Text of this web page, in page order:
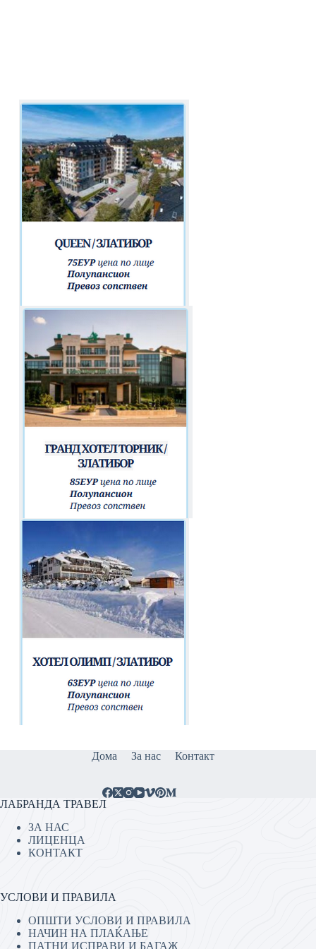
Дома За нас Контакт
ЛАБРАНДА ТРАВЕЛ
ЗА НАС
ЛИЦЕНЦА
КОНТАКТ
УСЛОВИ И ПРАВИЛА
ОПШТИ УСЛОВИ И ПРАВИЛА
НАЧИН НА ПЛАЌАЊЕ
ПАТНИ ИСПРАВИ И БАГАЖ